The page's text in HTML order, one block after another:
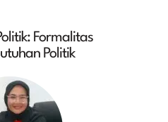
Formalitas
Politik